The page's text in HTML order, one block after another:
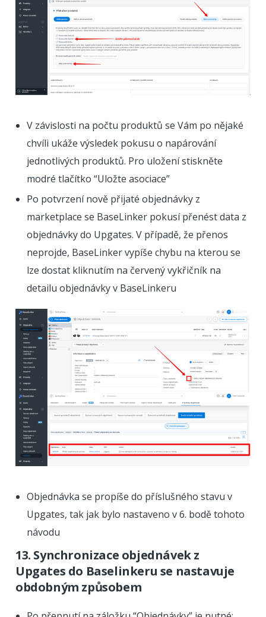
V závislosti na počtu produktů se Vám po nějaké
chvíli ukáže výsledek pokusu o napárování
jednotlivých produktů. Pro uložení stiskněte
modré tlačítko “Uložte asociace”
Po potvrzení nově přijaté objednávky z
marketplace se BaseLinker pokusí přenést data z
objednávky do Upgates. V případě, že přenos
neprojde, BaseLinker vypíše chybu na kterou se
lze dostat kliknutím na červený vykřičník na
detailu objednávky v BaseLinkeru
Objednávka se propíše do příslušného stavu v
Upgates, tak jak bylo nastaveno v 6. bodě tohoto
návodu
13. Synchronizace objednávek z
Upgates do Baselinkeru se nastavuje
obdobným způsobem